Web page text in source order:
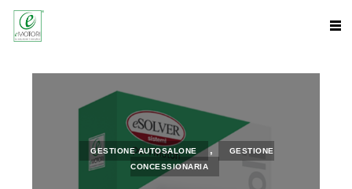
GESTIONE AUTOSALONE ,
GESTIONE
CONCESSIONARIA